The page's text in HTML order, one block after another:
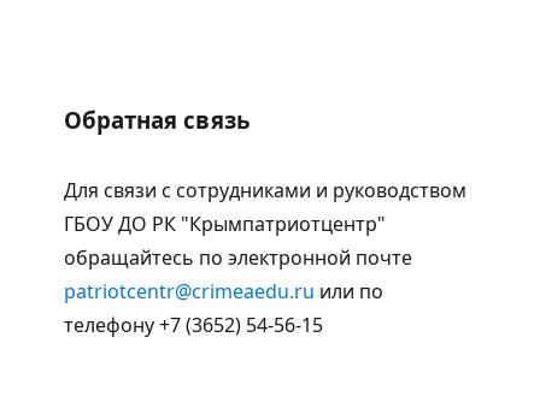
Обратная связь
Для связи с сотрудниками и руководством
ГБОУ ДО РК "Крымпатриотцентр"
обращайтесь по электронной почте
patriotcentr@crimeaedu.ru или по
телефону +7 (3652) 54-56-15